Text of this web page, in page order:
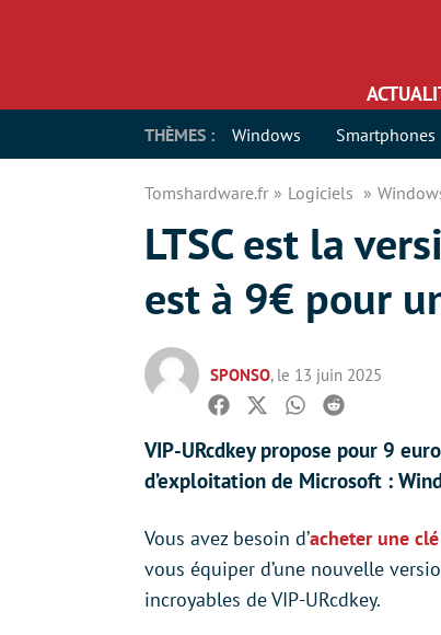
THÈMES : Windows Smartphones
Tomshardware.fr Logiciels
LTSC est la
est à 9€ pour
SPONSO, le 13 juin 2025
Facebook
TwitterWhatsapp
Reddit
VIP-URcdkey propose pour 9
d’exploitation de Microsoft :
Vous avez besoin d’acheter une
vous équiper d’une nouvelle
incroyables de VIP-URcdkey.